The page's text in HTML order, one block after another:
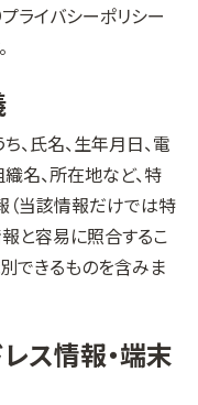
ライバシーポリシー
、氏名、生年月日、電
名、所在地など、特
（当該情報だけでは特
と容易に照合するこ
できるものを含みま
ス情報・端末